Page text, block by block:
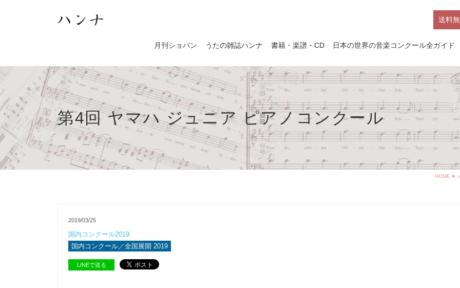
送料
月刊ショパン うたの雑誌ハンナ 書籍・楽譜・CD 日本の世界の音楽コンクール全ガイド
第4回 ヤマハ ジュニア ピアノコンクール
HOME >
2019/03/25
国内コンクール2019
国内コンクール／全国展開 2019
LINEで送る